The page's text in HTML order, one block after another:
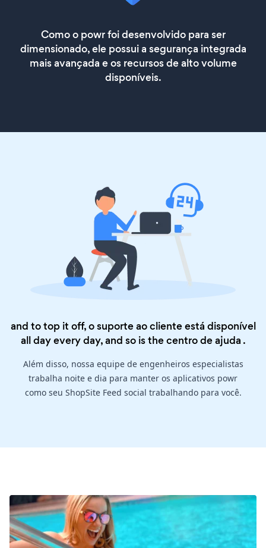
Como o powr foi desenvolvido para ser
dimensionado, ele possui a segurança integrada
mais avançada e os recursos de alto volume
disponíveis.
and to top it off, o suporte ao cliente está disponível
all day every day, and so is thecentro de ajuda .
Além disso, nossa equipe de engenheiros especialistas
trabalha noite e dia para manter os aplicativos powr
como seu ShopSite Feed social trabalhando para você.